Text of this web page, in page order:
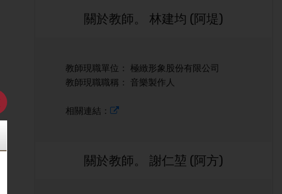
關於教師。 林建均 (阿堤)
教師現職單位： 極緻形象股份有限公司
教師現職職稱： 音樂製作人
相關連結：
關於教師。 謝仁堃 (阿方)